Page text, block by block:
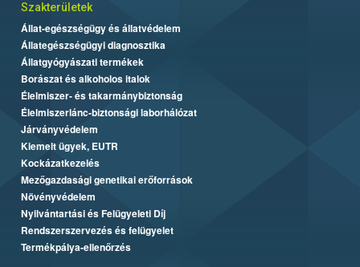
Szakterületek
Állat-egészségügy és állatvédelem
Állategészségügyi diagnosztika
Állatgyógyászati termékek
Borászat és alkoholos italok
Élelmiszer- és takarmánybiztonság
Élelmiszerlánc-biztonsági laborhálózat
Járványvédelem
Kiemelt ügyek, EUTR
Kockázatkezelés
Mezőgazdasági genetikai erőforrások
Növényvédelem
Nyilvántartási és Felügyeleti Díj
Rendszerszervezés és felügyelet
Termékpálya-ellenőrzés